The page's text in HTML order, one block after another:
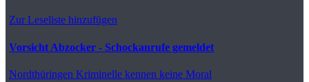
Zur Leseliste hinzufügen
Vorsicht Abzocker - Schockanrufe gemeldet
Nordthüringen Kriminelle kennen keine Moral